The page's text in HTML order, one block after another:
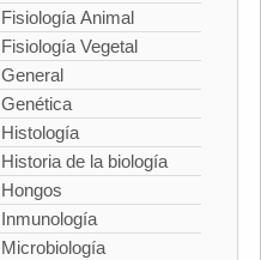
Fisiología Animal
Fisiología Vegetal
General
Genética
Histología
Historia de la biología
Hongos
Inmunología
Microbiología